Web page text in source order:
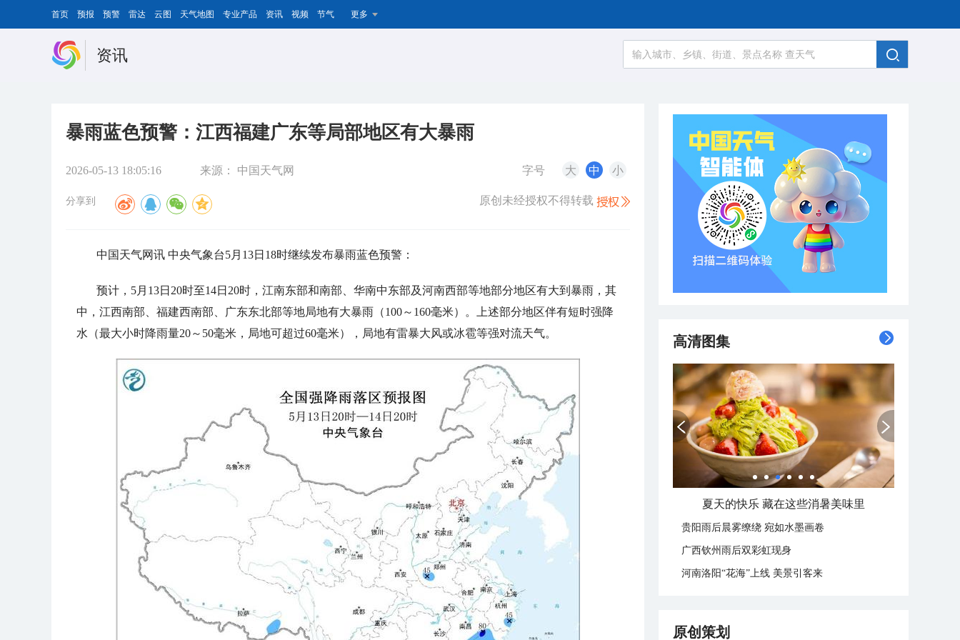
首页 预报 预警 雷达 云图 天气地图 专业产品 资讯 视频 节气 更多
资讯
暴雨蓝色预警：江西福建广东等局部地区有大暴雨
2026-05-13 18:05:16 来源： 中国天气网 字号 大 中 小
分享到 原创未经授权不得转载
中国天气网讯 中央气象台5月13日18时继续发布暴雨蓝色预警：
预计，5月13日20时至14日20时，江南东部和南部、华南中东部及河南西部等地部分地区有大到暴雨，其
中，江西南部、福建西南部、广东东北部等地局地有大暴雨（100～160毫米）。上述部分地区伴有短时强降
水（最大小时降雨量20～50毫米，局地可超过60毫米），局地有雷暴大风或冰雹等强对流天气。
高清图集
夏天的快乐 藏在这些消暑美味里
贵阳雨后晨雾缭绕 宛如水墨画卷
广西钦州雨后双彩虹现身
河南洛阳“花海”上线 美景引客来
原创策划